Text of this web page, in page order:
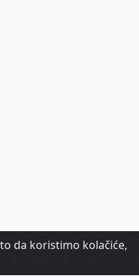
da koristimo kolačiće,